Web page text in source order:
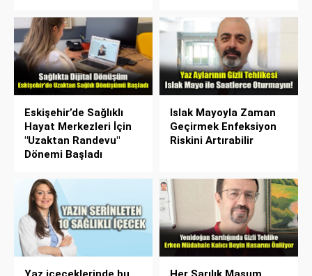
Eskişehir’de Sağlıklı
Hayat Merkezleri İçin
"Uzaktan Randevu"
Dönemi Başladı
Islak Mayoyla Zaman
Geçirmek Enfeksiyon
Riskini Artırabilir